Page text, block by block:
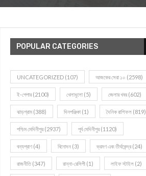
POPULAR CATEGORIES
UNCATEGORIZED (107) আজকের সেরা ১০ (2598)
ই-পেপার (2100) খেলাধূলো (5) জেলার খবর (602)
ঝাড়গ্রাম (388) দিনপঞ্জিকা (1) দৈনিক রাশিফল (819)
পশ্চিম মেদিনীপুর (2937) পূর্ব মেদিনীপুর (1120)
বন্যপ্রাণ (4) বিনোদন (3) ভ্রমণ এবং তীর্থকেন্দ্র (24)
রাজনীতি(347) রান্না-রেসিপী (1) লাইফ স্টাইল (2)